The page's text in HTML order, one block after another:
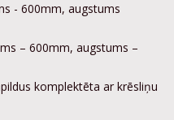
- 600mm, augstums
– 600mm, augstums –
komplektēta ar krēsliņu